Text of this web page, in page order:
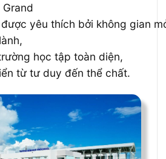
yêu thích bởi không gian
học tập toàn diện,
từ tư duy đến thể chất.